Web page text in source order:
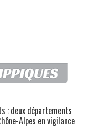
: deux départements
Alpes en vigilance